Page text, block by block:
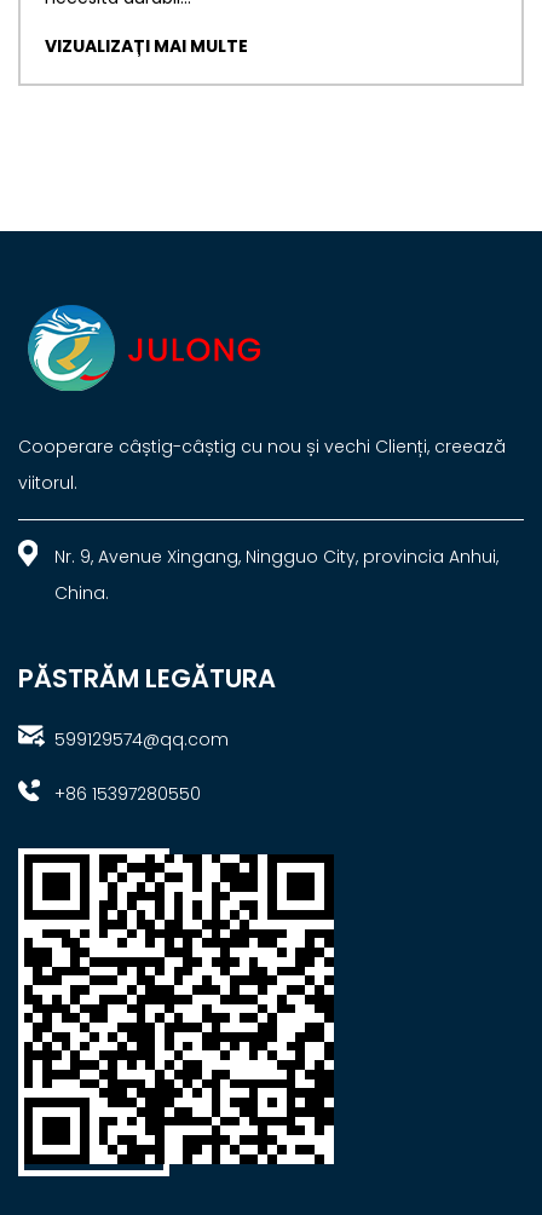
Cooperare câștig-câștig cu nou și vechi Clienți, creează
viitorul.
Nr. 9, Avenue Xingang, Ningguo City, provincia Anhui,
China.
PĂSTRĂM LEGĂTURA
599129574@qq.com
+86 15397280550